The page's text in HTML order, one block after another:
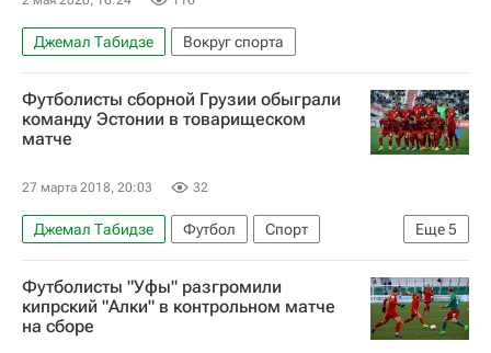
Джемал Табидзе Вокруг спорта
Футболисты сборной Грузии обыграли
команду Эстонии в товарищеском
матче
27 марта 2018, 20:03 32
Еще5
Джемал Табидзе Футбол
Спорт
Армения
Литва Эстония
Грузия
Валерий Казаишвили
Футболисты "Уфы" разгромили
кипрский "Алки" в контрольном матче
на сборе